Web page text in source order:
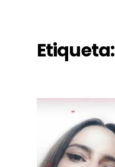
Etiqueta: